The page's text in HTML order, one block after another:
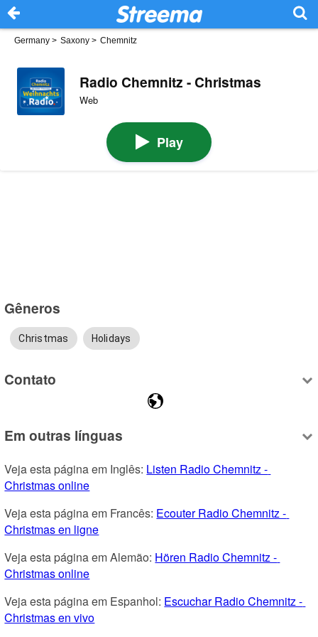
Germany > Saxony > Chemnitz
Radio Chemnitz - Christmas
Web
Play
Gêneros
Christmas Holidays
Contato
Em outras línguas
Veja esta página em Inglês: Listen Radio Chemnitz -
Christmas online
Veja esta página em Francês: Ecouter Radio Chemnitz -
Christmas en ligne
Veja esta página em Alemão: Hören Radio Chemnitz -
Christmas online
Veja esta página em Espanhol: Escuchar Radio Chemnitz -
Christmas en vivo